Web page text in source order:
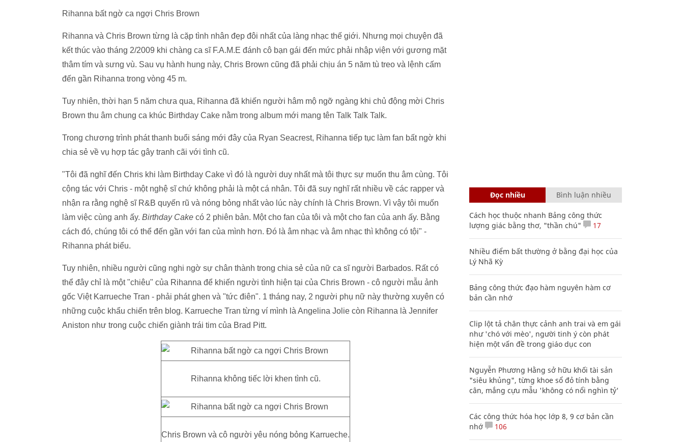
Rihanna bất ngờ ca ngợi Chris Brown
Rihanna và Chris Brown từng là cặp tình nhân đẹp đôi nhất của làng nhạc thế giới. Nhưng mọi chuyện đã
kết thúc vào tháng 2/2009 khi chàng ca sĩ F.A.M.E đánh cô bạn gái đến mức phải nhập viện với gương mặt
thâm tím và sưng vù. Sau vụ hành hung này, Chris Brown cũng đã phải chịu án 5 năm tù treo và lệnh cấm
đến gần Rihanna trong vòng 45 m.
Tuy nhiên, thời hạn 5 năm chưa qua, Rihanna đã khiến người hâm mộ ngỡ ngàng khi chủ động mời Chris
Brown thu âm chung ca khúc Birthday Cake nằm trong album mới mang tên Talk Talk Talk.
Trong chương trình phát thanh buổi sáng mới đây của Ryan Seacrest, Rihanna tiếp tục làm fan bất ngờ khi
chia sẻ về vụ hợp tác gây tranh cãi với tình cũ.
"Tôi đã nghĩ đến Chris khi làm Birthday Cake vì đó là người duy nhất mà tôi thực sự muốn thu âm cùng. Tôi
cộng tác với Chris - một nghệ sĩ chứ không phải là một cá nhân. Tôi đã suy nghĩ rất nhiều về các rapper và
nhận ra rằng nghệ sĩ R&B quyến rũ và nóng bỏng nhất vào lúc này chính là Chris Brown. Vì vậy tôi muốn
làm việc cùng anh ấy. Birthday Cake có 2 phiên bản. Một cho fan của tôi và một cho fan của anh ấy. Bằng
cách đó, chúng tôi có thể đến gần với fan của mình hơn. Đó là âm nhạc và âm nhạc thì không có tội" -
Rihanna phát biểu.
Tuy nhiên, nhiều người cũng nghi ngờ sự chân thành trong chia sẻ của nữ ca sĩ người Barbados. Rất có
thể đây chỉ là một "chiêu" của Rihanna để khiến người tình hiện tại của Chris Brown - cô người mẫu ảnh
gốc Việt Karrueche Tran - phải phát ghen và "tức điên". 1 tháng nay, 2 người phụ nữ này thường xuyên có
những cuộc khẩu chiến trên blog. Karrueche Tran từng ví mình là Angelina Jolie còn Rihanna là Jennifer
Aniston như trong cuộc chiến giành trái tim của Brad Pitt.
Rihanna không tiếc lời khen tình cũ.
Chris Brown và cô người yêu nóng bỏng Karrueche.
Đọc nhiều Bình luận nhiều
Cách học thuộc nhanh Bảng công thức
lượng giác bằng thơ, "thần chú"
17
Nhiều điểm bất thường ở bằng đại học của
Lý Nhã Kỳ
Bảng công thức đạo hàm nguyên hàm cơ
bản cần nhớ
Clip lột tả chân thực cảnh anh trai và em gái
như 'chó với mèo', người tinh ý còn phát
hiện một vấn đề trong giáo dục con
Nguyễn Phương Hằng sở hữu khối tài sản
"siêu khủng", từng khoe sổ đỏ tính bằng
cân, mắng cựu mẫu 'không có nổi nghìn tỷ'
Các công thức hóa học lớp 8, 9 cơ bản cần
nhớ
106